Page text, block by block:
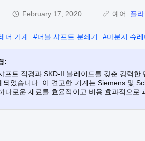
February 17, 2020 예어: 플
더 기계 #더블 샤프트 분쇄기 #마분지 슈레
:
프트 직경과 SKD-II 블레이드를 갖춘 강력
되었습니다. 이 견고한 기계는 Siemens 및
다로운 재료를 효율적이고 비용 효과적으로